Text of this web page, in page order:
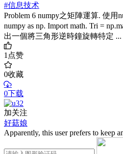
#信息技术
Problem 6 numpy之矩陣運算. 使用
numpy as np. Import math. Tri =
出一個將三角形逆時鐘旋轉特定 ...
1点赞
0收藏
0下载
加关注
好菇娘
Apparently, this user prefers to keep